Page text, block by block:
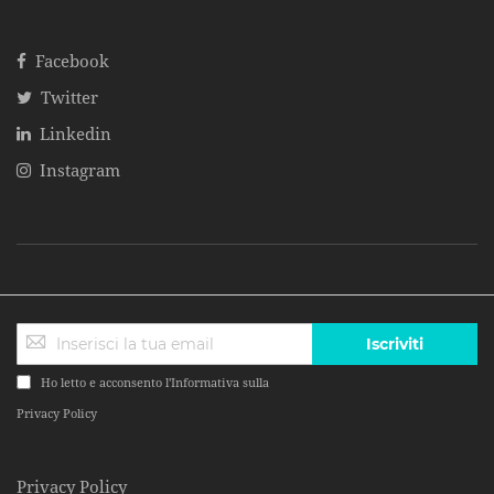
Facebook
Twitter
Linkedin
Instagram
Ho letto e acconsento l'Informativa sulla
Privacy Policy
Iscriviti
Privacy Policy